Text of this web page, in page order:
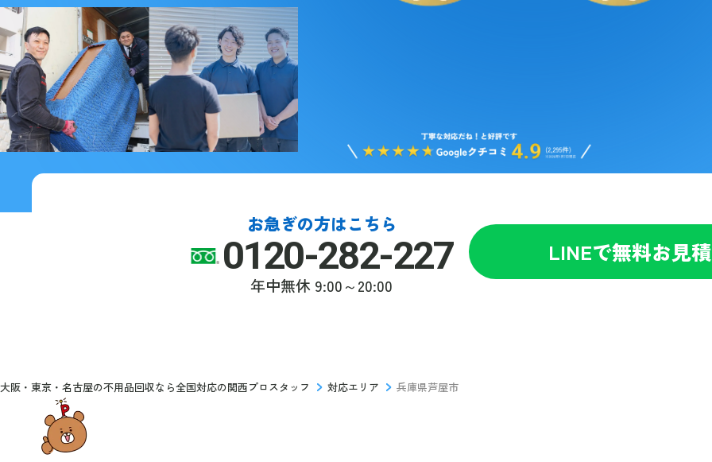
お急ぎの方はこちら
0120-282-227
年中無休 9:00～20:00
LINEで無料お見
大阪・東京・名古屋の不用品回収なら全国対応の関西プロスタッフ 対応エリア 兵庫県芦屋市